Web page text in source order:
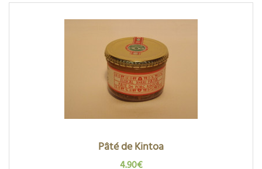
Pâté de Kintoa
4.90€